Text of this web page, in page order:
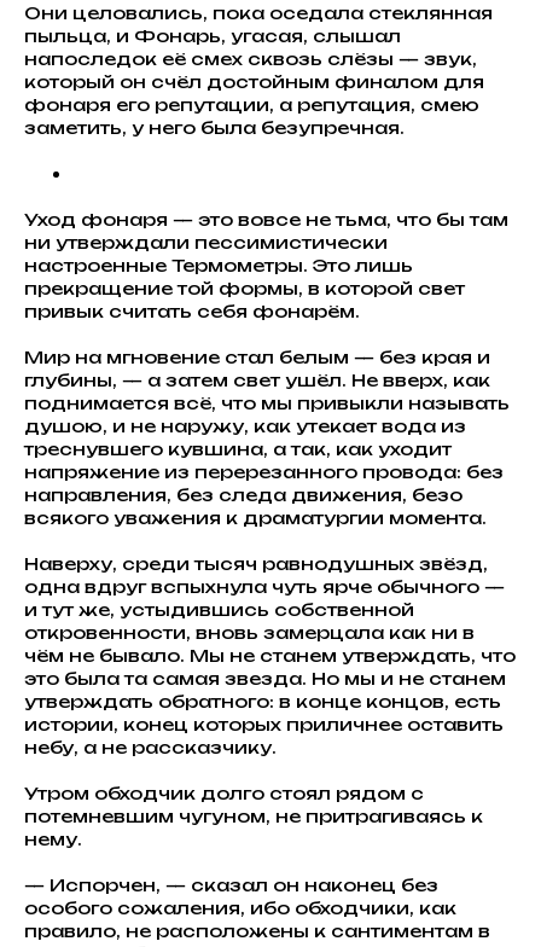
Они целовались, пока оседала стеклянная
пыльца, и Фонарь, угасая, слышал
напоследок её смех сквозь слёзы — звук,
который он счёл достойным финалом для
фонаря его репутации, а репутация, смею
заметить, у него была безупречная.
Уход фонаря — это вовсе не тьма, что бы там
ни утверждали пессимистически
настроенные Термометры. Это лишь
прекращение той формы, в которой свет
привык считать себя фонарём.
Мир на мгновение стал белым — без края и
глубины, — а затем свет ушёл. Не вверх, как
поднимается всё, что мы привыкли называть
душою, и не наружу, как утекает вода из
треснувшего кувшина, а так, как уходит
напряжение из перерезанного провода: без
направления, без следа движения, безо
всякого уважения к драматургии момента.
Наверху, среди тысяч равнодушных звёзд,
одна вдруг вспыхнула чуть ярче обычного —
и тут же, устыдившись собственной
откровенности, вновь замерцала как ни в
чём не бывало. Мы не станем утверждать, что
это была та самая звезда. Но мы и не станем
утверждать обратного: в конце концов, есть
истории, конец которых приличнее оставить
небу, а не рассказчику.
Утром обходчик долго стоял рядом с
потемневшим чугуном, не притрагиваясь к
нему.
— Испорчен, — сказал он наконец без
особого сожаления, ибо обходчики, как
правило, не расположены к сантиментам в